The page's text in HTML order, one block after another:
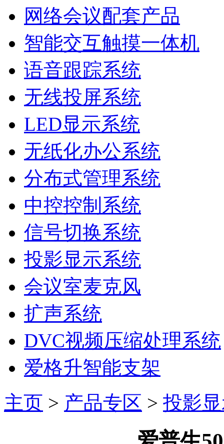
网络会议配套产品
智能交互触摸一体机
语音跟踪系统
无线投屏系统
LED显示系统
无纸化办公系统
分布式管理系统
中控控制系统
信号切换系统
投影显示系统
会议室麦克风
扩声系统
DVC视频压缩处理系统
爱格升智能支架
主页 > 产品专区 > 投影